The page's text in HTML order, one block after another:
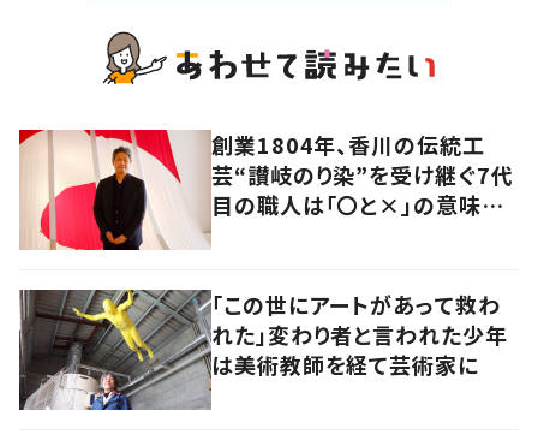
創業1804年、香川の伝統工
芸“讃岐のり染”を受け継ぐ7代
目の職人は「〇と×」の意味を
「この世にアートがあって救わ
れた」変わり者と言われた少年
は美術教師を経て芸術家に